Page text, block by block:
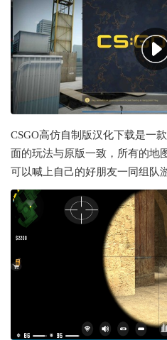
CSGO高仿自制版汉化下载是一
面的玩法与原版一致，所有的地
可以喊上自己的好朋友一同组队